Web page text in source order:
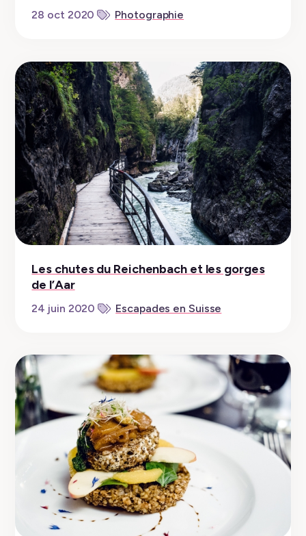
28 oct 2020 Photographie
Les chutes du Reichenbach et les gorges
de l’Aar
24 juin 2020 Escapades en Suisse